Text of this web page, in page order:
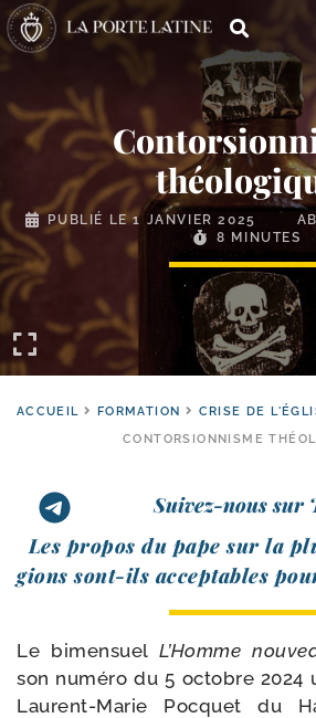
PUBLIÉ LE1 JANVIER 2025
8 MINUTES
ACCUEIL FORMATION CRISE DE
CONTORSIONNISME
Suivez-nous sur
Les pro­pos du pape sur la
gions sont-​ils accep­tables
Le bimen­suel L’Homme
son numé­ro du 5 octobre 2024
Laurent-​Marie Pocquet du